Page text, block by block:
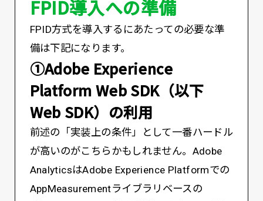
FPID導入への準備
FPID方式を導入するにあたっての必要な準
備は下記になります。
①Adobe Experience
Platform Web SDK（以下
Web SDK）の利用
前述の「実装上の条件」として一番ハードル
が高いのがこちらかもしれません。Adobe
AnalyticsはAdobe Experience Platformでの
AppMeasurementライブラリベースの